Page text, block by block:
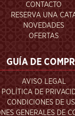
CONTACTO
RESERVA UNA
NOVEDADES
OFERTAS
GUÍA DE
AVISO LEGAL
POLÍTICA DE
CONDICIONES DE
GENERALES DE